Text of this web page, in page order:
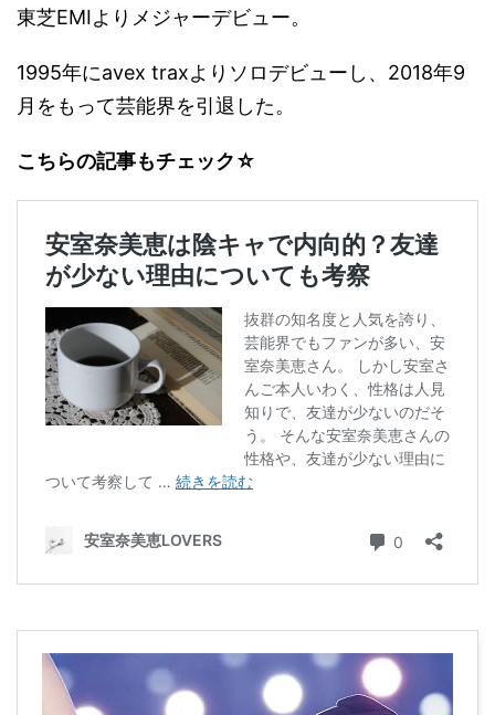
東芝EMIよりメジャーデビュー。
1995年にavex traxよりソロデビューし、2018年9
月をもって芸能界を引退した。
こちらの記事もチェック☆